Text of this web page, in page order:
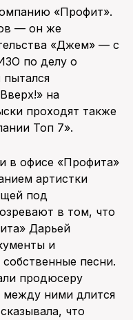
«Профит».
— он же
«Джем» — с
по делу о
на
проходят также
Топ 7».
в офисе «Профита»
артистки
под
в том, что
Дарьей
и
песни.
продюсеру
ними длится
что